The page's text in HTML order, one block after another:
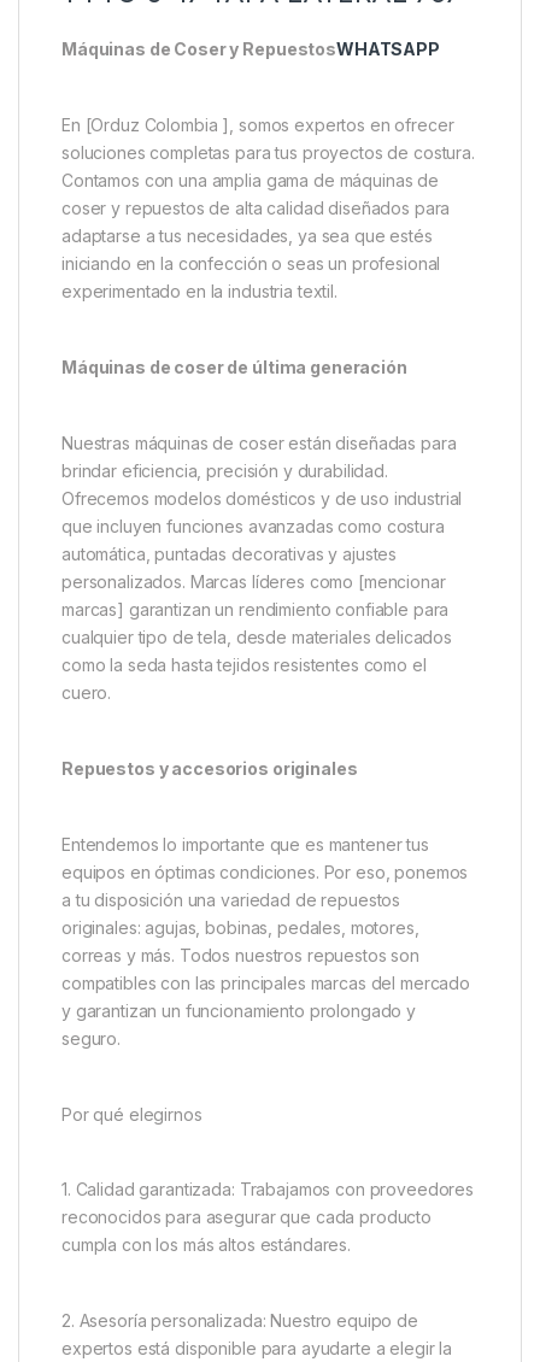
Máquinas de Coser y RepuestosWHATSAPP
En [Orduz Colombia ], somos expertos en ofrecer
soluciones completas para tus proyectos de costura.
Contamos con una amplia gama de máquinas de
coser y repuestos de alta calidad diseñados para
adaptarse a tus necesidades, ya sea que estés
iniciando en la confección o seas un profesional
experimentado en la industria textil.
Máquinas de coser de última generación
Nuestras máquinas de coser están diseñadas para
brindar eficiencia, precisión y durabilidad.
Ofrecemos modelos domésticos y de uso industrial
que incluyen funciones avanzadas como costura
automática, puntadas decorativas y ajustes
personalizados. Marcas líderes como [mencionar
marcas] garantizan un rendimiento confiable para
cualquier tipo de tela, desde materiales delicados
como la seda hasta tejidos resistentes como el
cuero.
Repuestos y accesorios originales
Entendemos lo importante que es mantener tus
equipos en óptimas condiciones. Por eso, ponemos
a tu disposición una variedad de repuestos
originales: agujas, bobinas, pedales, motores,
correas y más. Todos nuestros repuestos son
compatibles con las principales marcas del mercado
y garantizan un funcionamiento prolongado y
seguro.
Por qué elegirnos
1. Calidad garantizada: Trabajamos con proveedores
reconocidos para asegurar que cada producto
cumpla con los más altos estándares.
2. Asesoría personalizada: Nuestro equipo de
expertos está disponible para ayudarte a elegir la